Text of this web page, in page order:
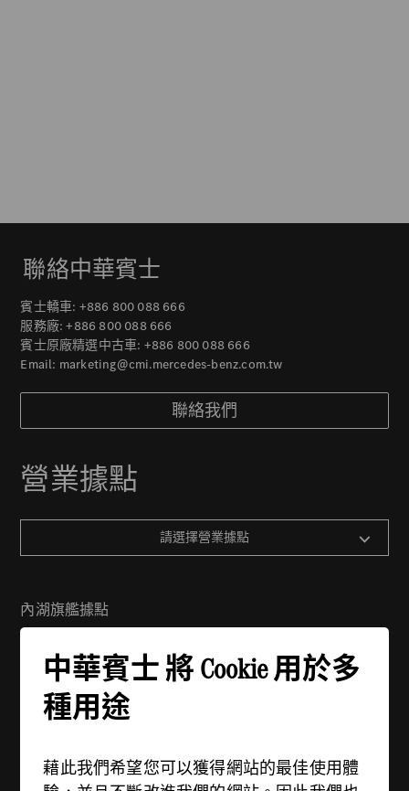
中華賓士 將 Cookie 用於多
種用途
藉此我們希望您可以獲得網站的最佳使用體
聯絡中華賓士
賓士轎車: +886 800 088 666
服務廠:+886 800 088 666
賓士原廠精選中古車: +886 800 088 666
Email: marketing@cmi.mercedes-benz.com.tw
聯絡我們
營業據點
請選擇營業據點
內湖旗艦據點
電話：(02) 2799-6988
週一 - 週五：08:30 - 21:00
週六 - 週日：09:00 - 21:00